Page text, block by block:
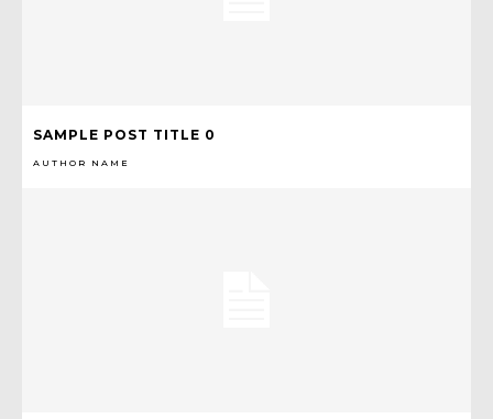
SAMPLE POST TITLE 0
AUTHOR NAME